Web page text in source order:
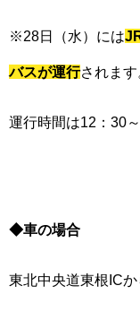
※28日（水）には
バスが運行されます
運行時間は12：30
◆車の場合
東北中央道東根IC